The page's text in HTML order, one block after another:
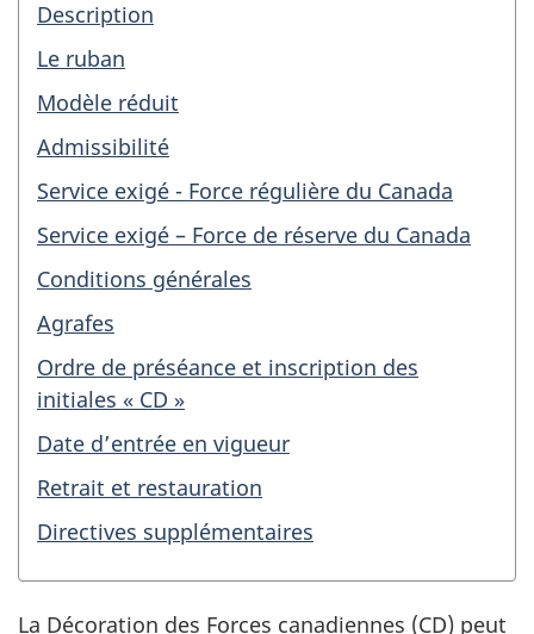
Description
Le ruban
Modèle réduit
Admissibilité
Service exigé - Force régulière du Canada
Service exigé – Force de réserve du Canada
Conditions générales
Agrafes
Ordre de préséance et inscription des
initiales « CD »
Date d’entrée en vigueur
Retrait et restauration
Directives supplémentaires
La Décoration des Forces canadiennes (CD) peut